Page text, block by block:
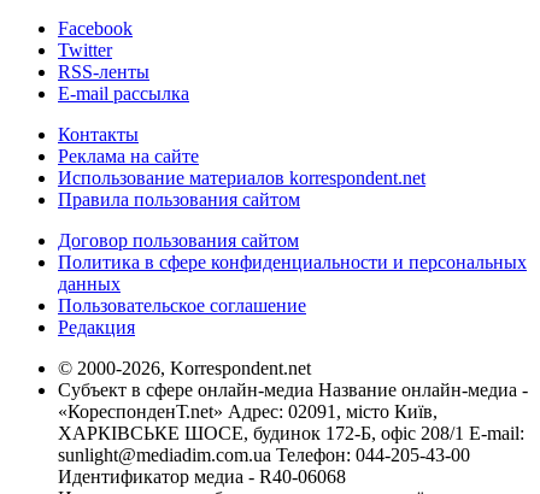
Facebook
Twitter
RSS-ленты
E-mail рассылка
Контакты
Реклама на сайте
Использование материалов korrespondent.net
Правила пользования сайтом
Договор пользования сайтом
Политика в сфере конфиденциальности и персональных
данных
Пользовательское соглашение
Редакция
© 2000-2026, Korrespondent.net
Субъект в сфере онлайн-медиа Название онлайн-медиа -
«КореспонденТ.net» Адрес: 02091, місто Київ,
ХАРКІВСЬКЕ ШОСЕ, будинок 172-Б, офіс 208/1 E-mail:
sunlight@mediadim.com.ua Телефон: 044-205-43-00
Идентификатор медиа - R40-06068